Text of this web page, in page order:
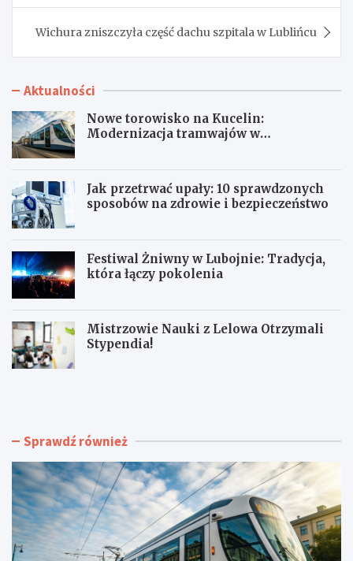
Wichura zniszczyła część dachu szpitala w Lublińcu
Aktualności
Nowe torowisko na Kucelin:
Modernizacja tramwajów w
Jak przetrwać upały: 10 sprawdzonych
sposobów na zdrowie i bezpieczeństwo
Festiwal Żniwny w Lubojnie: Tradycja,
która łączy pokolenia
Mistrzowie Nauki z Lelowa Otrzymali
Stypendia!
N
o
o
w
i
s
k
o
J
z
t
r
w
a
ć
u
Sprawdź również